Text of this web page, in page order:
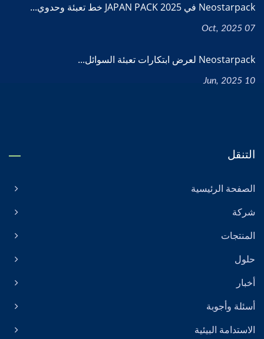
Neostarpack في JAPAN PACK 2025 خط تعبئة وحدوي...
07 Oct, 2025
Neostarpack لعرض ابتكارات تعبئة السوائل...
10 Jun, 2025
التنقل
الصفحة الرئيسية
شركة
المنتجات
حلول
أخبار
أسئلة وأجوبة
الاستدامة البيئية